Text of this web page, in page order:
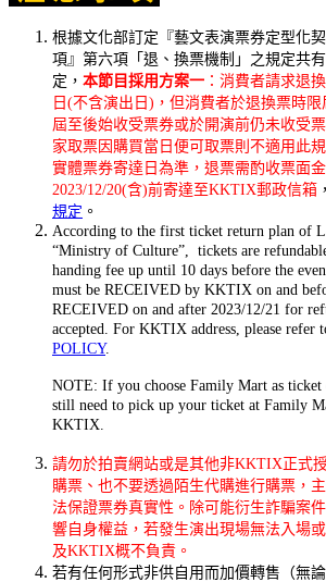
根據文化部訂定『藝文表演票券定型化
項』第六項「退、換票機制」之規定共
定， 本節目採用方案一 ：消費者請求退
日(不含演出日)，但消費者於退換票時
屆至後始收受票券或於開演前仍未收受
家取票因購買當日便可取票則不適用此
實體票券寄達日為準，退票需酌收票面
2023/12/20(含)前寄達至KKTIX郵政信箱
規定 。
According to the first ticket return plan of
“Ministry of Culture”, tickets are
handing fee up until 10 days before the
must be RECEIVED by KKTIX on and
RECEIVED on and after 2023/12/21 for
accepted. For KKTIX address, please refer
POLICY.
NOTE: If you choose Family Mart as
still need to pick up your ticket at Family
KKTIX.
請勿於拍賣網站或是其他非KKTIX正式
購票、也不要透過陌生代購進行購票，
法保證票券真實性。除可能衍生詐騙案
響自身權益，若發生演出現場無法入場
及KKTIX概不負責。
若有任何形式非供自用而加價轉售（無